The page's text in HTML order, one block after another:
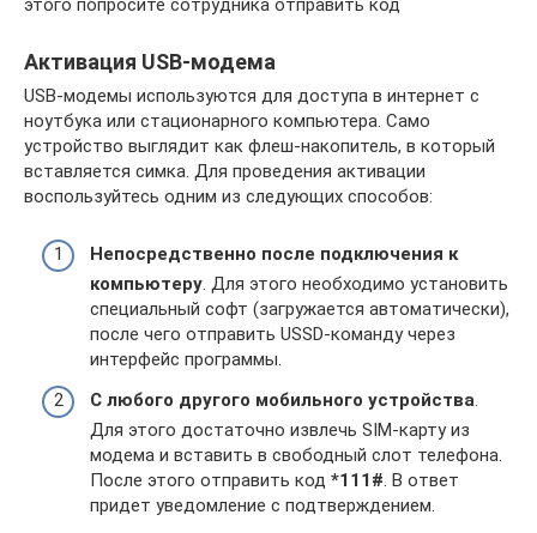
этого попросите сотрудника отправить код
Активация USB-модема
USB-модемы используются для доступа в интернет с
ноутбука или стационарного компьютера. Само
устройство выглядит как флеш-накопитель, в который
вставляется симка. Для проведения активации
воспользуйтесь одним из следующих способов:
Непосредственно после подключения к
компьютеру. Для этого необходимо установить
специальный софт (загружается автоматически),
после чего отправить USSD-команду через
интерфейс программы.
С любого другого мобильного устройства.
Для этого достаточно извлечь SIM-карту из
модема и вставить в свободный слот телефона.
После этого отправить код *111#. В ответ
придет уведомление с подтверждением.